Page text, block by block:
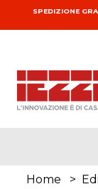
Salta al contenuto
SPEDIZIONE
Home >